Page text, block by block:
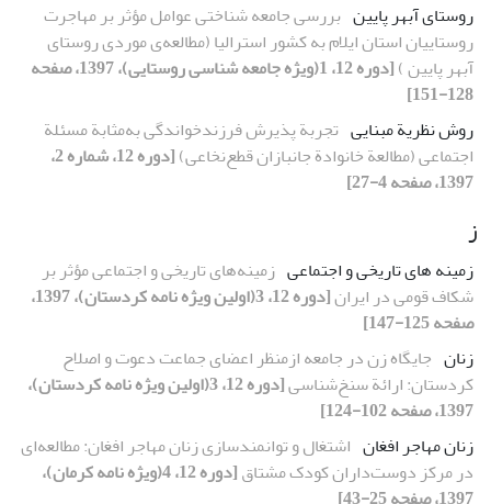
روستای آبهر پایین بررسی جامعه شناختی عوامل مؤثر بر مهاجرت
روستاییان استان ایلام به کشور استرالیا (مطالعه‌ی موردی روستای
آبهر پایین )
[دوره 12، 1(ویژه جامعه شناسی روستایی)، 1397، صفحه
128-151]
روش نظریة مبنایی تجربة پذیرش فرزندخواندگی به‌مثابة مسئلة
اجتماعی (مطالعة خانوادة جانبازان قطع‌نخاعی)
[دوره 12، شماره 2،
1397، صفحه 4-27]
ز
زمینه‏ های تاریخی و اجتماعی زمینه‌های تاریخی و اجتماعی مؤثر بر
شکاف قومی در ایران
[دوره 12، 3(اولین ویژه نامه کردستان)، 1397،
صفحه 125-147]
زنان جایگاه زن در جامعه ازمنظر اعضای جماعت دعوت و اصلاح
کردستان: ارائة سنخ‌شناسی
[دوره 12، 3(اولین ویژه نامه کردستان)،
1397، صفحه 102-124]
زنان مهاجر افغان اشتغال و توانمندسازی زنان مهاجر افغان: مطالعه‌ای
در مرکز دوست‌داران کودک مشتاق
[دوره 12، 4(ویژه نامه کرمان)،